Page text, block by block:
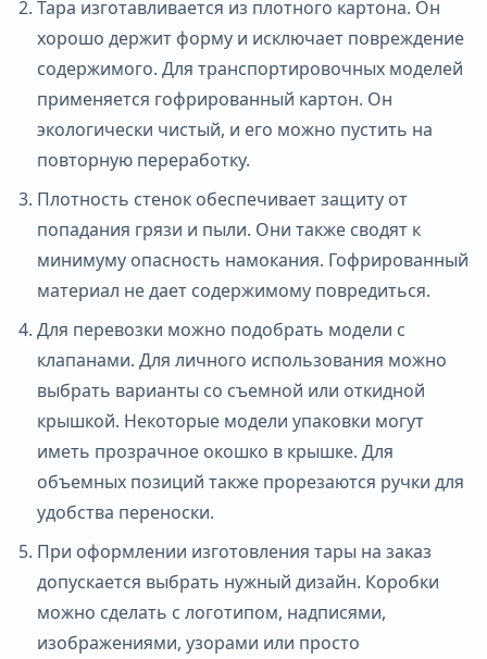
Тара изготавливается из плотного картона. Он
хорошо держит форму и исключает повреждение
содержимого. Для транспортировочных моделей
применяется гофрированный картон. Он
экологически чистый, и его можно пустить на
повторную переработку.
Плотность стенок обеспечивает защиту от
попадания грязи и пыли. Они также сводят к
минимуму опасность намокания. Гофрированный
материал не дает содержимому повредиться.
Для перевозки можно подобрать модели с
клапанами. Для личного использования можно
выбрать варианты со съемной или откидной
крышкой. Некоторые модели упаковки могут
иметь прозрачное окошко в крышке. Для
объемных позиций также прорезаются ручки для
удобства переноски.
При оформлении изготовления тары на заказ
допускается выбрать нужный дизайн. Коробки
можно сделать с логотипом, надписями,
изображениями, узорами или просто